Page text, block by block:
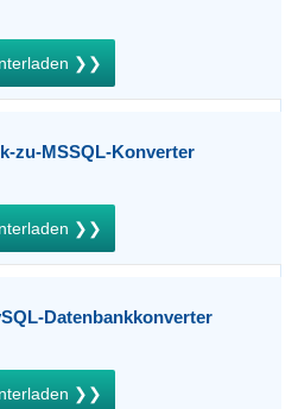
❯❯
zu-MSSQL-Konverter
❯❯
Datenbankkonverter
❯❯